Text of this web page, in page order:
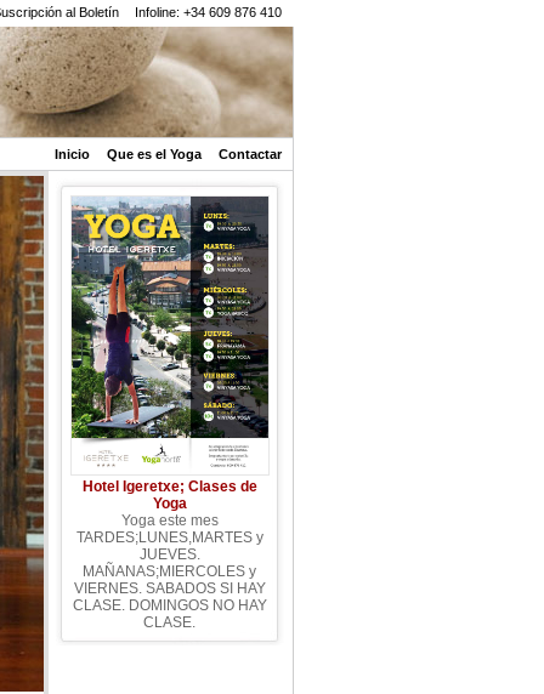
al Boletín Infoline: +34 609 876 410
Inicio Que es el Yoga Contactar
Hotel Igeretxe; Clases de
Yoga
Yoga este mes
TARDES;LUNES,MARTES y
JUEVES.
MAÑANAS;MIERCOLES y
VIERNES. SABADOS SI HAY
CLASE. DOMINGOS NO HAY
CLASE.